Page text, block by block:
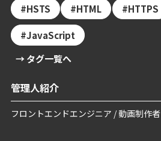
HSTS HTML HTTPS
JavaScript
→ タグ一覧へ
管理人紹介
フロントエンドエンジニア / 動画制作者